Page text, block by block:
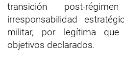
transición post-
irresponsabilidad
militar, por legítima
objetivos declarados.